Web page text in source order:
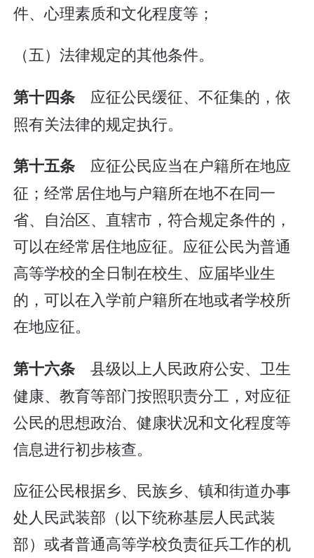
件、心理素质和文化程度等；
（五）法律规定的其他条件。
第十四条 应征公民缓征、不征集的，依
照有关法律的规定执行。
第十五条 应征公民应当在户籍所在地应
征；经常居住地与户籍所在地不在同一
省、自治区、直辖市，符合规定条件的，
可以在经常居住地应征。应征公民为普通
高等学校的全日制在校生、应届毕业生
的，可以在入学前户籍所在地或者学校所
在地应征。
第十六条 县级以上人民政府公安、卫生
健康、教育等部门按照职责分工，对应征
公民的思想政治、健康状况和文化程度等
信息进行初步核查。
应征公民根据乡、民族乡、镇和街道办事
处人民武装部（以下统称基层人民武装
部）或者普通高等学校负责征兵工作的机